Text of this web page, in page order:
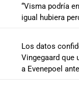
“Visma podría
igual hubiera
Los datos
Vingegaard que
a Evenepoel